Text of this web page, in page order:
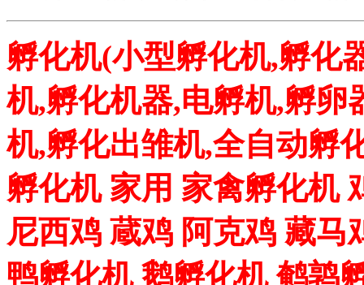
孵化机(小型孵化机,孵化
机,孵化机器,电孵机,孵卵
机,孵化出雏机,全自动孵
孵化机 家用 家禽孵化机
尼西鸡 蔵鸡 阿克鸡 藏马
鸭孵化机 鹅孵化机 鹌鹑